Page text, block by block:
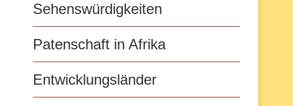
Sehenswürdigkeiten
Patenschaft in Afrika
Entwicklungsländer